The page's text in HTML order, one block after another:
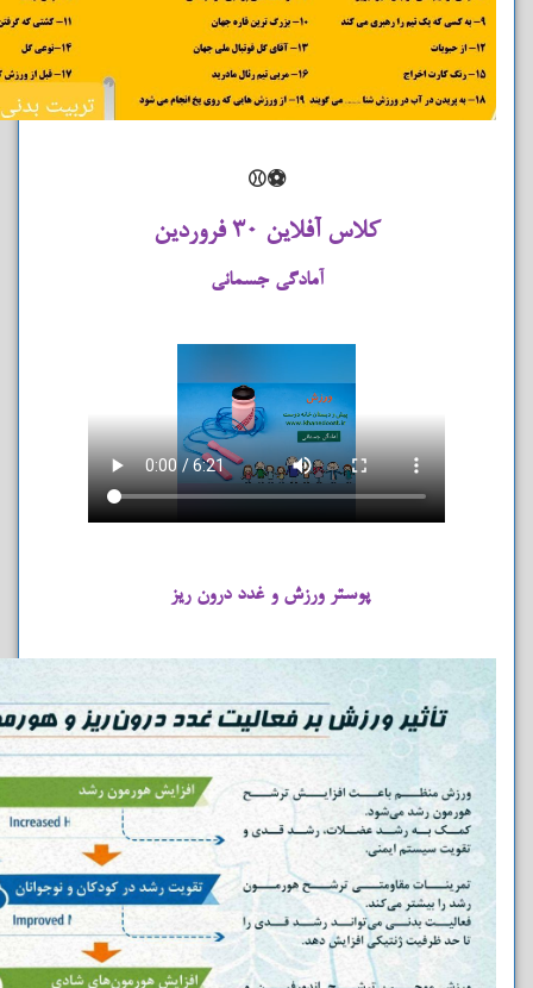
⚽⚾
کلاس آفلاین ۳۰ فروردین
آمادگی جسمانی
پوستر ورزش و غدد درون ریز